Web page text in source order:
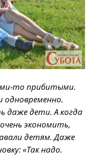
то прибитыми.
одновременно.
даже дети. А когда
экономить,
детям. Даже
«Так надо.